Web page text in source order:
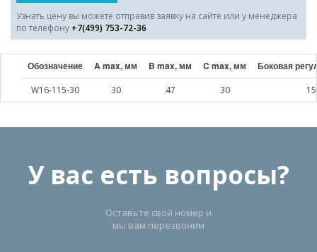
Узнать цену вы можете отправив заявку на сайте или у менеджера
по телефону +7(499) 753-72-36
Обозначение A max, мм B max, мм C max, мм Боковая
W16-115-30 30 47 30 15
У вас есть вопросы?
Оставьте свой номер и
мы вам перезвоним